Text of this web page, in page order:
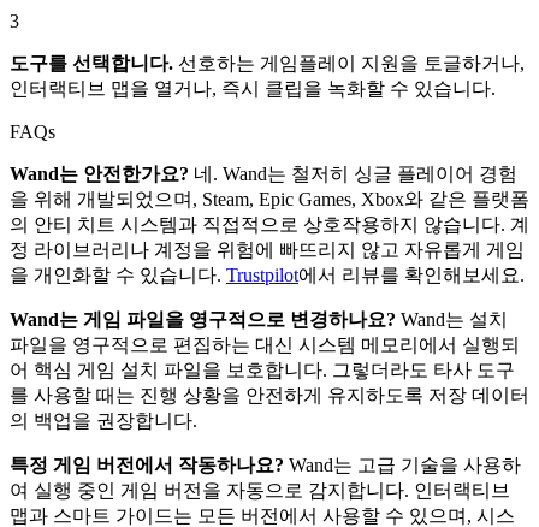
3
도구를 선택합니다. 선호하는 게임플레이 지원을 토글하거나,
인터랙티브 맵을 열거나, 즉시 클립을 녹화할 수 있습니다.
FAQs
Wand는 안전한가요? 네. Wand는 철저히 싱글 플레이어 경험
을 위해 개발되었으며, Steam, Epic Games, Xbox와 같은 플랫폼
의 안티 치트 시스템과 직접적으로 상호작용하지 않습니다. 계
정 라이브러리나 계정을 위험에 빠뜨리지 않고 자유롭게 게임
을 개인화할 수 있습니다. Trustpilot에서 리뷰를 확인해보세요.
Wand는 게임 파일을 영구적으로 변경하나요? Wand는 설치
파일을 영구적으로 편집하는 대신 시스템 메모리에서 실행되
어 핵심 게임 설치 파일을 보호합니다. 그렇더라도 타사 도구
를 사용할 때는 진행 상황을 안전하게 유지하도록 저장 데이터
의 백업을 권장합니다.
특정 게임 버전에서 작동하나요? Wand는 고급 기술을 사용하
여 실행 중인 게임 버전을 자동으로 감지합니다. 인터랙티브
맵과 스마트 가이드는 모든 버전에서 사용할 수 있으며, 시스